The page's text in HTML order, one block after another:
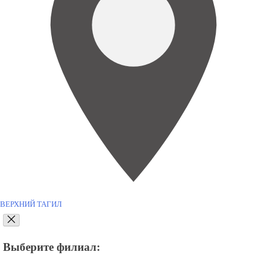
ВЕРХНИЙ ТАГИЛ
Выберите филиал: